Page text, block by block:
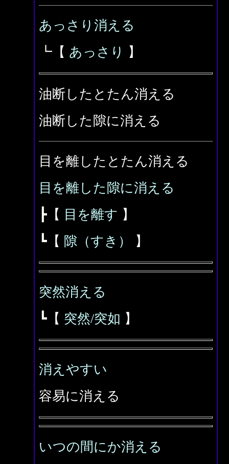
あっさり消える
┗【 あっさり 】
油断したとたん消える
油断した隙に消える
目を離したとたん消える
目を離した隙に消える
┣【 目を離す 】
┗【 隙（すき） 】
突然消える
┗【 突然/突如 】
消えやすい
容易に消える
いつの間にか消える